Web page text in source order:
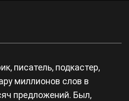
писатель, подкастер,
миллионов слов в
предложений. Был,